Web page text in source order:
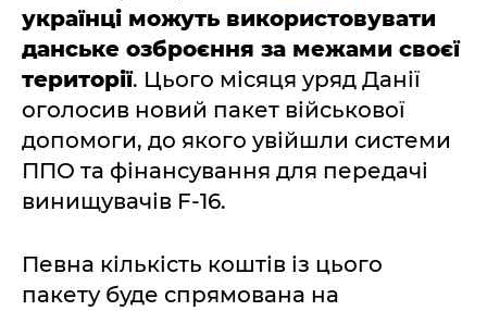
українці можуть використовувати
данське озброєння за межами своєї
території. Цього місяця уряд Данії
оголосив новий пакет військової
допомоги, до якого увійшли системи
ППО та фінансування для передачі
винищувачів F-16.
Певна кількість коштів із цього
пакету буде спрямована на